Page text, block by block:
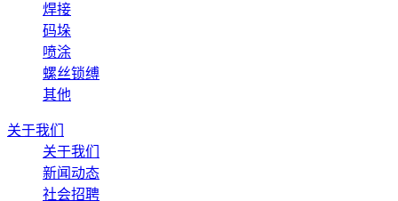
焊接
码垛
喷涂
螺丝锁缚
其他
关于我们
关于我们
新闻动态
社会招聘